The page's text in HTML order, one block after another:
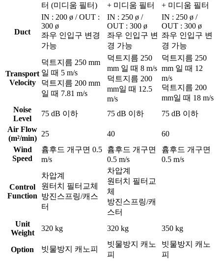
터 (미디움 필터)
+ 미디움 필터
+ 미디움 필터
Duct
IN : 200 ø / OUT :
300 ø
좌우 인입구 변경
가능
IN : 250 ø /
OUT : 300 ø
좌우 인입구 변
경 가능
IN : 250 ø /
OUT : 300 ø
좌우 인입구 변
경 가능
Transport
Velocity
덕트지름 250 mm
일 때 5 m/s
덕트지름 200 mm
일 때 7.81 m/s
덕트지름 250
mm 일 때 8 m/s
덕트지름 200
mm일 때 12.5
m/s
덕트지름 250
mm 일 때 12
m/s
덕트지름 200
mm일 때 18 m/s
Noise
Level
75 dB 이하 75 dB 이하
75 dB 이하
Air Flow
(m²/min)
25 40
60
Wind
Speed
흄후드 개구면 0.5
m/s
흄후드 개구면
0.5 m/s
흄후드 개구면
0.5 m/s
Control
Function
차압계
원터치 필터교체
방진스프링/캐스
터
차압계
원터치 필터교
체
방진스프링/캐
스터
Unit
Weight
320 kg 320 kg 350 kg
Option 빗물방지 캐노피
빗물방지 캐노
피
빗물방지 캐노
피